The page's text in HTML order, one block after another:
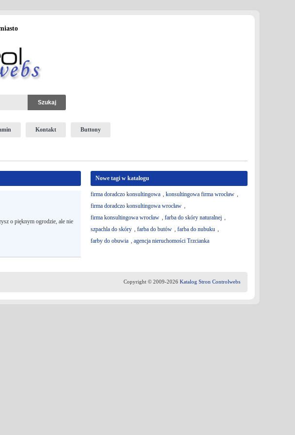
Kontakt Buttony
o pięknym ogrodzie, ale nie
Nowe tagi w katalogu
firma doradczo konsultingowa , konsultingowa firma wrocław ,
firma doradczo konsultingowa wrocław ,
firma konsultingowa wrocław , farba do skóry naturalnej ,
szpachla do skóry , farba do butów , farba do nubuku ,
farby do obuwia , agencja nieruchomości Trzcianka
Copyright © 2009-2026 Katalog Stron Controlwebs